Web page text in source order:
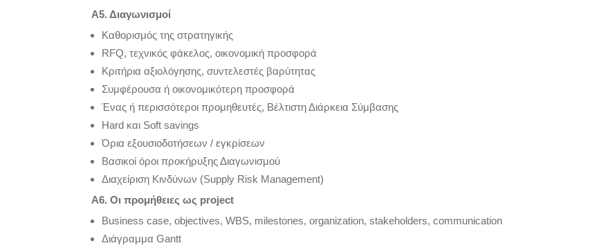
Α5. Διαγωνισμοί
Καθορισμός της στρατηγικής
RFQ, τεχνικός φάκελος, οικονομική προσφορά
Κριτήρια αξιολόγησης, συντελεστές βαρύτητας
Συμφέρουσα ή οικονομικότερη προσφορά
Ένας ή περισσότεροι προμηθευτές, Βέλτιστη Διάρκεια Σύμβασης
Hard και Soft savings
Όρια εξουσιοδοτήσεων / εγκρίσεων
Bασικοί όροι προκήρυξης Διαγωνισμού
Διαχείριση Κινδύνων (Supply Risk Management)
Α6. Οι προμήθειες ως project
Business case, objectives, WBS, milestones, organization, stakeholders, communication
Διάγραμμα Gantt